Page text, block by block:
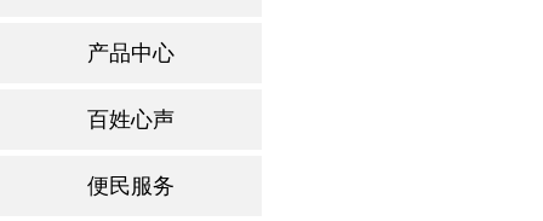
产品中心
百姓心声
便民服务